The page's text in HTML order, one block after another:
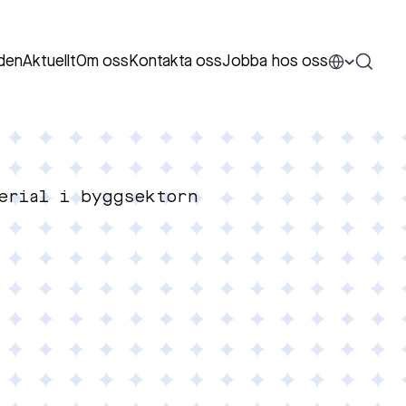
AktuelltOm oss Kontakta ossJobba hos oss
i byggsektorn